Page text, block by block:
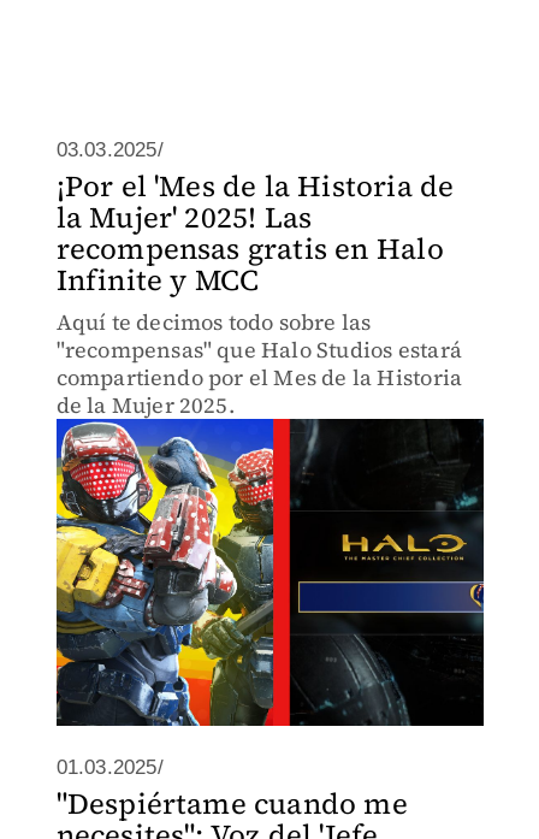
03.03.2025/
¡Por el 'Mes de la Historia de
la Mujer' 2025! Las
recompensas gratis en Halo
Infinite y MCC
Aquí te decimos todo sobre las
"recompensas" que Halo Studios estará
compartiendo por el Mes de la Historia
de la Mujer 2025.
01.03.2025/
"Despiértame cuando me